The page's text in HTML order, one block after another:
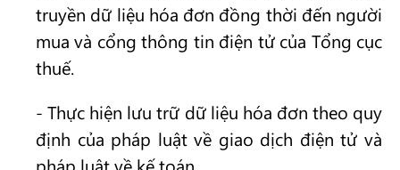
truyền dữ liệu hóa đơn đồng thời đến người
mua và cổng thông tin điện tử của Tổng cục
thuế.
- Thực hiện lưu trữ dữ liệu hóa đơn theo quy
định của pháp luật về giao dịch điện tử và
pháp luật về kế toán.